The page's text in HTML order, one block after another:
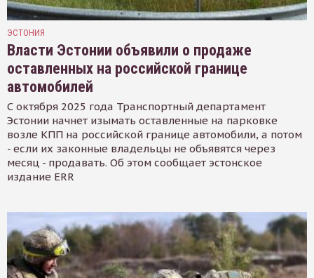
ЭСТОНИЯ
Власти Эстонии объявили о продаже
оставленных на российской границе
автомобилей
С октября 2025 года Транспортный департамент
Эстонии начнет изымать оставленные на парковке
возле КПП на российской границе автомобили, а потом
- если их законные владельцы не объявятся через
месяц - продавать. Об этом сообщает эстонское
издание ERR